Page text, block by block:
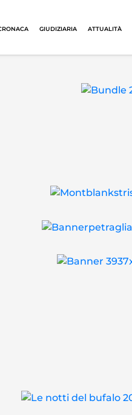
GIUDIZIARIA ATTUALITÀ